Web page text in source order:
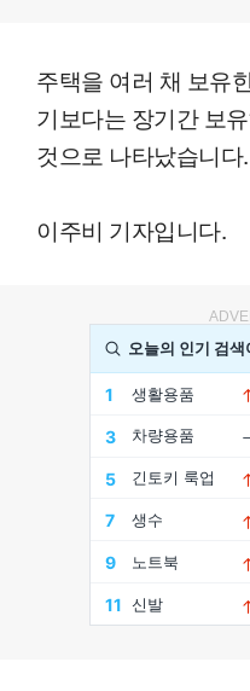
주택을 여러 채 보유
기보다는 장기간 보
것으로 나타났습니다.
이주비 기자입니다.